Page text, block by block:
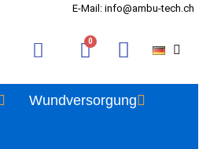
E-Mail: info@ambu-tech.ch
Wundversorgung